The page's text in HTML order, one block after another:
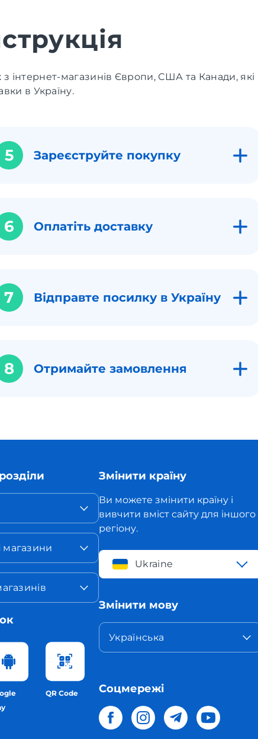
інтернет-магазинів Європи, США та Канади, які
в Україну.
5 Зареєструйте покупку
6 Оплатіть доставку
7 Відправте посилку в Україну
8 Отримайте замовлення
магазини
QR Code
Змінити країну
Ви можете змінити країну і
вивчити вміст сайту для іншого
регіону.
Ukraine
Змінити мову
Українська
Соцмережі